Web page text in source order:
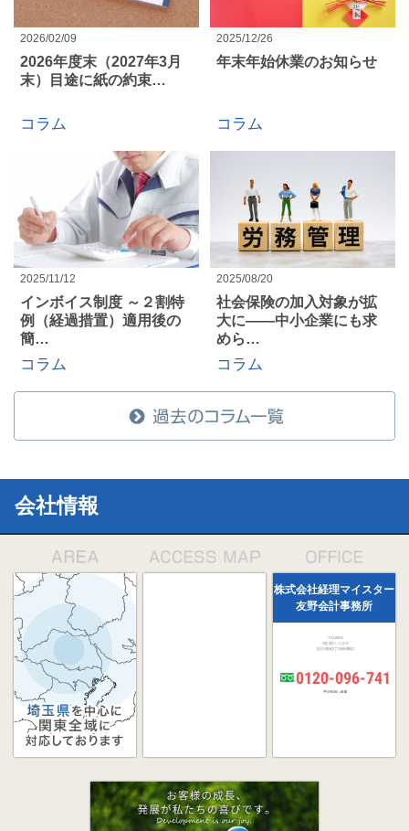
2026/02/09
2026年度末（2027年3月
末）目途に紙の約束…
コラム
2025/12/26
年末年始休業のお知らせ
コラム
2025/11/12
インボイス制度 ～２割特
例（経過措置）適用後の
簡…
コラム
2025/08/20
社会保険の加入対象が拡
大に――中小企業にも求
めら…
コラム
会社情報
株式会社経理マイスター
友野会計事務所
〒331-0823
埼玉県さいたま市
北区日進町3丁目485番地2
0120-096-741
平日 9:00～18:00